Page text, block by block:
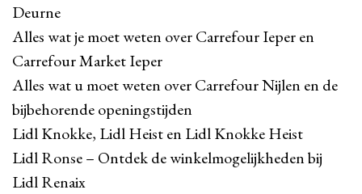
Deurne
Alles wat je moet weten over Carrefour Ieper en
Carrefour Market Ieper
Alles wat u moet weten over Carrefour Nijlen en de
bijbehorende openingstijden
Lidl Knokke, Lidl Heist en Lidl Knokke Heist
Lidl Ronse – Ontdek de winkelmogelijkheden bij
Lidl Renaix